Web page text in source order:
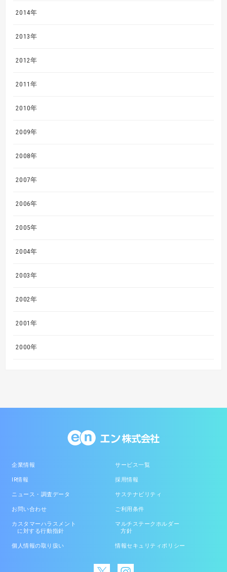
2014年
2013年
2012年
2011年
2010年
2009年
2008年
2007年
2006年
2005年
2004年
2003年
2002年
2001年
2000年
企業情報 サービス一覧
IR情報 採用情報
ニュース・調査データ サステナビリティ
お問い合わせ ご利用条件
カスタマーハラスメント
に対する行動指針
マルチステークホルダー
方針
個人情報の取り扱い 情報セキュリティポリシー